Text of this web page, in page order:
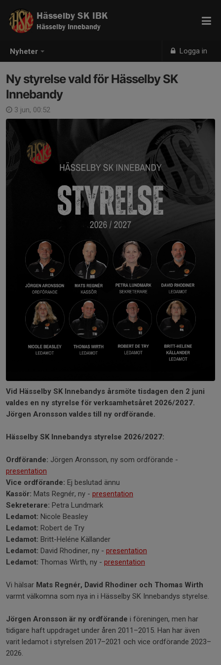
Nyheter Logga in
Hässelby SK IBK
Hässelby Innebandy
Ny styrelse vald för Hässelby SK
Innebandy
3 jun, 00:52
Vid Hässelby SK Innebandys årsmöte tisdagen den 2 juni
valdes en ny styrelse för verksamhetsåret 2026/2027.
Jörgen Aronsson valdes till ny ordförande.
Hässelby SK Innebandys styrelse 2026/2027:
Ordförande: Jörgen Aronsson, ny som ordförande -
presentation
Vice ordförande: Ej beslutad ännu
Kassör: Mats Regnér, ny - presentation
Sekreterare: Petra Lundmark
Ledamot: Nicole Beasley
Ledamot: Robert de Try
Ledamot: Britt-Heléne Källander
Ledamot: David Rhodiner, ny - presentation
Ledamot: Thomas Wirth, ny - presentation
Vi hälsar Mats Regnér, David Rhodiner och Thomas Wirth
varmt välkomna som nya in i Hässelby SK Innebandys styrelse.
Jörgen Aronsson är ny ordförande i föreningen, men har
tidigare haft uppdraget under åren 2011–2015. Han har även
varit ledamot i styrelsen 2017–2021 och vice ordförande 2023–
2026.